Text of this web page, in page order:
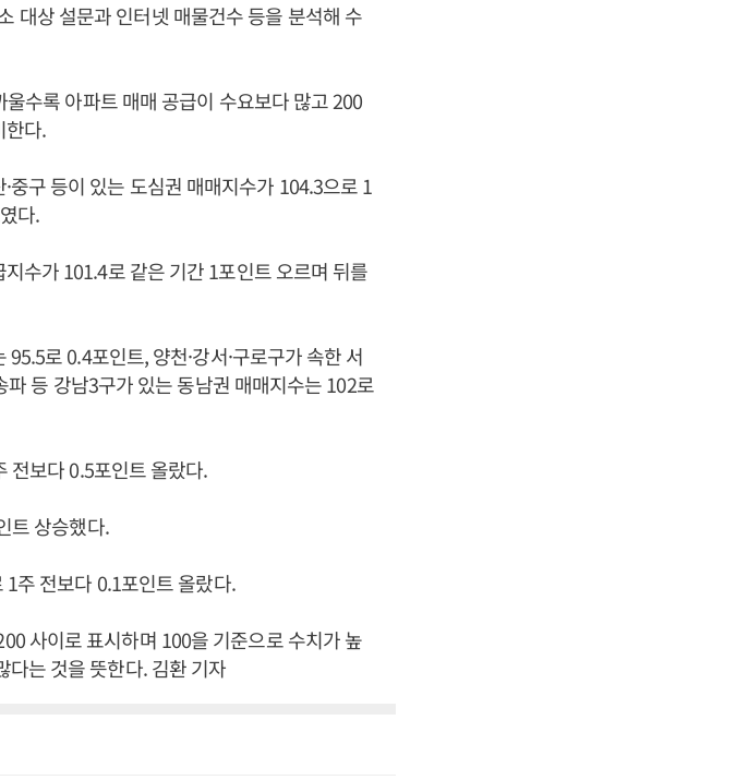
대상 설문과 인터넷 매물건수 등을 분석해 수
수록 아파트 매매 공급이 수요보다 많고 200
한다.
중구 등이 있는 도심권 매매지수가 104.3으로 1
다.
수가 101.4로 같은 기간 1포인트 오르며 뒤를
로 0.4포인트, 양천·강서·구로구가 속한 서
파 등 강남3구가 있는 동남권 매매지수는 102로
전보다 0.5포인트 올랐다.
트 상승했다.
주 전보다 0.1포인트 올랐다.
사이로 표시하며 100을 기준으로 수치가 높
다는 것을 뜻한다. 김환 기자